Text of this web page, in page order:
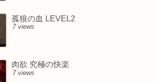
孤狼の血 LEVEL2
7 views
肉欲 究極の快楽
7 views